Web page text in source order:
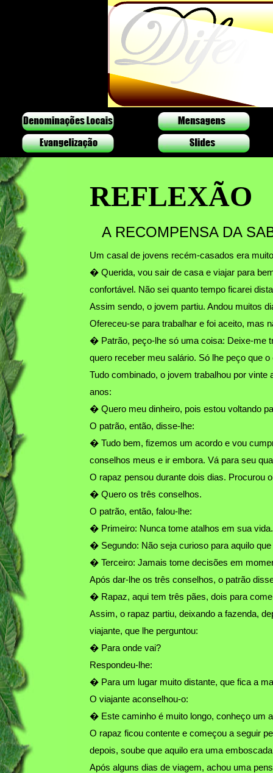
REFLEXÃO
A RECOMPENSA DA
Um casal de jovens recém-casados era
� Querida, vou sair de casa e viajar para
confortável. Não sei quanto tempo ficarei
Assim sendo, o jovem partiu. Andou muitos
Ofereceu-se para trabalhar e foi aceito, mas
� Patrão, peço-lhe só uma coisa: Deixe-me
quero receber meu salário. Só lhe peço que
Tudo combinado, o jovem trabalhou por
anos:
� Quero meu dinheiro, pois estou voltando
O patrão, então, disse-lhe:
� Tudo bem, fizemos um acordo e vou
conselhos meus e ir embora. Vá para seu
O rapaz pensou durante dois dias. Procurou
� Quero os três conselhos.
O patrão, então, falou-lhe:
� Primeiro: Nunca tome atalhos em sua
� Segundo: Não seja curioso para aquilo
� Terceiro: Jamais tome decisões em
Após dar-lhe os três conselhos, o patrão
� Rapaz, aqui tem três pães, dois para
Assim, o rapaz partiu, deixando a fazenda,
viajante, que lhe perguntou:
� Para onde vai?
Respondeu-lhe:
� Para um lugar muito distante, que fica a
O viajante aconselhou-o:
� Este caminho é muito longo, conheço um
O rapaz ficou contente e começou a seguir
depois, soube que aquilo era uma
Após alguns dias de viagem, achou uma